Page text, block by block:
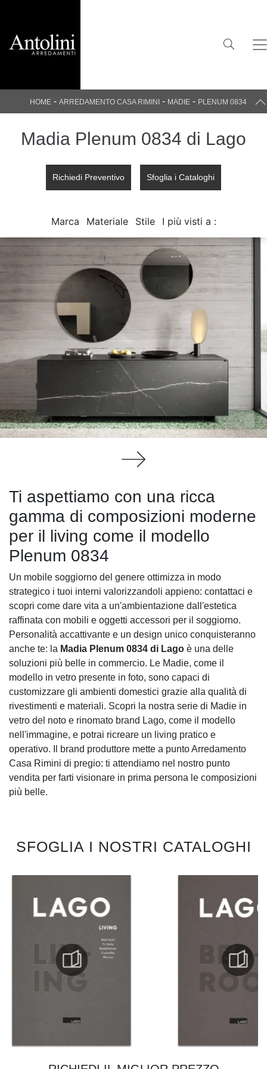
HOME- ARREDAMENTO CASA RIMINI - MADIE - PLENUM 0834
Madia Plenum 0834 di Lago
Richiedi Preventivo Sfoglia i Cataloghi
Marca Materiale Stile I più visti a :
Ti aspettiamo con una ricca
gamma di composizioni moderne
per il living come il modello
Plenum 0834
Un mobile soggiorno del genere ottimizza in modo
strategico i tuoi interni valorizzandoli appieno: contattaci e
scopri come dare vita a un'ambientazione dall'estetica
raffinata con mobili e oggetti accessori per il soggiorno.
Personalità accattivante e un design unico conquisteranno
anche te: la Madia Plenum 0834 di Lago è una delle
soluzioni più belle in commercio. Le Madie, come il
modello in vetro presente in foto, sono capaci di
customizzare gli ambienti domestici grazie alla qualità di
rivestimenti e materiali. Scopri la nostra serie di Madie in
vetro del noto e rinomato brand Lago, come il modello
nell'immagine, e potrai ricreare un living pratico e
operativo. Il brand produttore mette a punto Arredamento
Casa Rimini di pregio: ti attendiamo nel nostro punto
vendita per farti visionare in prima persona le composizioni
più belle.
SFOGLIA I NOSTRI CATALOGHI